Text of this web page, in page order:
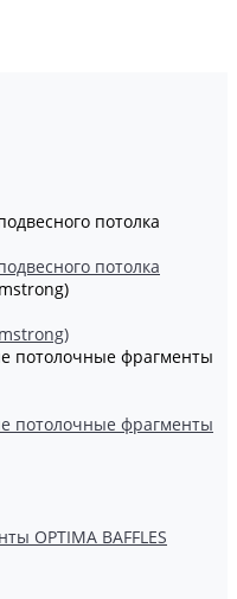
потолка
потолка
потолочные фрагменты
потолочные фрагменты
OPTIMA BAFFLES